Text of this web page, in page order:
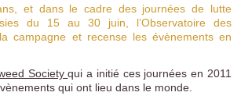
et dans le cadre des journées de lutte
du 15 au 30 juin, l’Observatoire des
campagne et recense les évènements en
Societyqui a initié ces journées en 2011
qui ont lieu dans le monde.